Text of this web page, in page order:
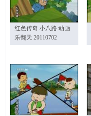
红色传奇 小八路 动画
乐翻天 20110702